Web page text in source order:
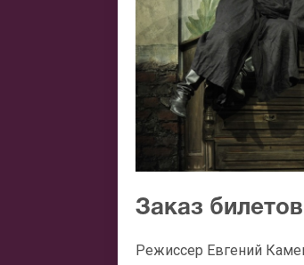
Заказ
Режиссер Евгений